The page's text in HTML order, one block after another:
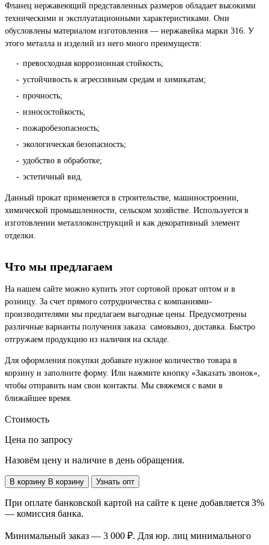
Фланец нержавеющий представленных размеров обладает высокими
техническими и эксплуатационными характеристиками. Они
обусловлены материалом изготовления — нержавейка марки 316. У
этого металла и изделий из него много преимуществ:
превосходная коррозионная стойкость;
устойчивость к агрессивным средам и химикатам;
прочность;
износостойкость;
пожаробезопасность;
экологическая безопасность;
удобство в обработке;
эстетичный вид.
Данный прокат применяется в строительстве, машиностроении,
химической промышленности, сельском хозяйстве. Используется в
изготовлении металлоконструкций и как декоративный элемент
отделки.
Что мы предлагаем
На нашем сайте можно купить этот сортовой прокат оптом и в
розницу. За счет прямого сотрудничества с компаниями-
производителями мы предлагаем выгодные цены. Предусмотрены
различные варианты получения заказа: самовывоз, доставка. Быстро
отгружаем продукцию из наличия на складе.
Для оформления покупки добавьте нужное количество товара в
корзину и заполните форму. Или нажмите кнопку «Заказать звонок»,
чтобы отправить нам свои контакты. Мы свяжемся с вами в
ближайшее время.
Стоимость
Цена по запросу
Назовём цену и наличие в день обращения.
В корзину В корзину Узнать опт
При оплате банковской картой на сайте к цене добавляется 3%
— комиссия банка.
Минимальный заказ — 3 000 ₽. Для юр. лиц минимального